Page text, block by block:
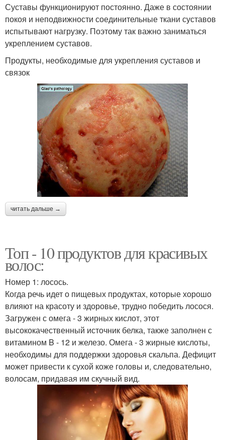
Суставы функционируют постоянно. Даже в состоянии
покоя и неподвижности соединительные ткани суставов
испытывают нагрузку. Поэтому так важно заниматься
укреплением суставов.
Продукты, необходимые для укрепления суставов и
связок
читать дальше →
Топ - 10 продуктов для красивых
волос:
Номер 1: лосось.
Когда речь идет о пищевых продуктах, которые хорошо
влияют на красоту и здоровье, трудно победить лосося.
Загружен с омега - 3 жирных кислот, этот
высококачественный источник белка, также заполнен с
витамином B - 12 и железо. Омега - 3 жирные кислоты,
необходимы для поддержки здоровья скальпа. Дефицит
может привести к сухой коже головы и, следовательно,
волосам, придавая им скучный вид.